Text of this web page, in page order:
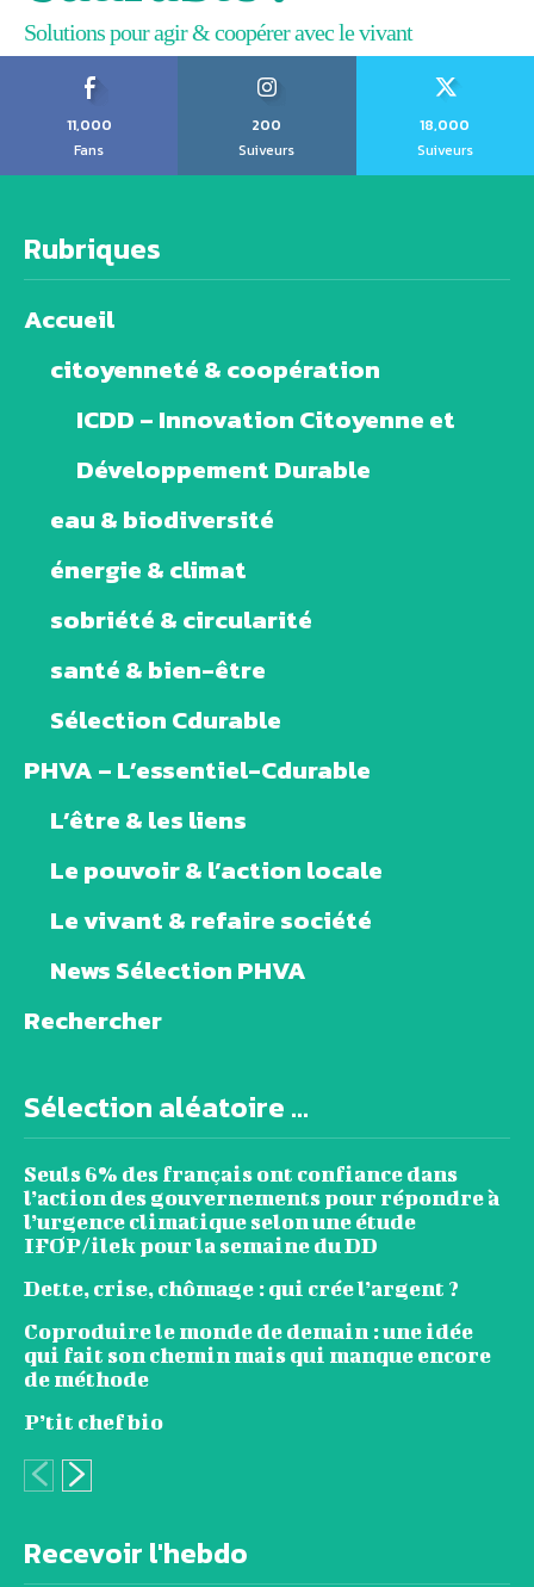
Solutions pour agir & coopérer avec le vivant
11,000
Fans
200
Suiveurs
18,000
Suiveurs
Rubriques
Accueil
citoyenneté & coopération
ICDD – Innovation Citoyenne et
Développement Durable
eau & biodiversité
énergie & climat
sobriété & circularité
santé & bien-être
Sélection Cdurable
PHVA – L’essentiel-Cdurable
L’être & les liens
Le pouvoir & l’action locale
Le vivant & refaire société
News Sélection PHVA
Rechercher
Sélection aléatoire ...
Seuls 6% des français ont confiance dans
l’action des gouvernements pour répondre à
l’urgence climatique selon une étude
IFOP/ilek pour la semaine du DD
Dette, crise, chômage : qui crée l’argent ?
Coproduire le monde de demain : une idée
qui fait son chemin mais qui manque encore
de méthode
P’tit chef bio
Recevoir l'hebdo